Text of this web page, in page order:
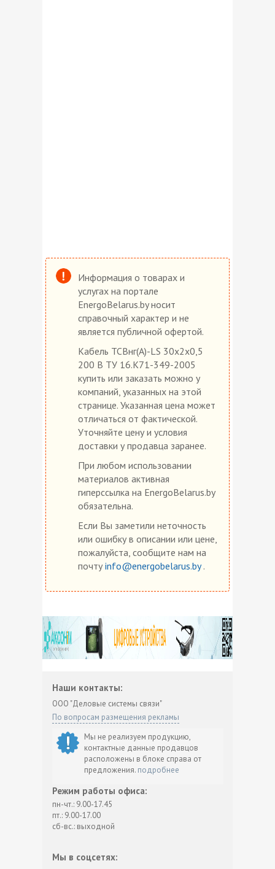
Информация о товарах и
услугах на портале
EnergoBelarus.by носит
справочный характер и не
является публичной офертой.
Кабель ТСВнг(А)-LS 30х2х0,5
200 В ТУ 16.К71-349-2005
купить или заказать можно у
компаний, указанных на этой
странице. Указанная цена может
отличаться от фактической.
Уточняйте цену и условия
доставки у продавца заранее.
При любом использовании
материалов активная
гиперссылка на EnergoBelarus.by
обязательна.
Если Вы заметили неточность
или ошибку в описании или цене,
пожалуйста, сообщите нам на
почту info@energobelarus.by.
Наши контакты:
ООО "Деловые системы связи"
По вопросам размещения рекламы
Мы не реализуем продукцию,
контактные данные продавцов
расположены в блоке справа от
предложения. подробнее
Режим работы офиса:
пн-чт.: 9.00-17.45
пт.: 9.00-17.00
сб-вс.: выходной
Мы в соцсетях: